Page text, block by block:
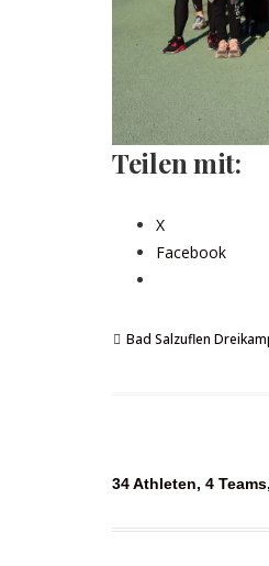
Teilen mit:
X
Facebook
Bad Salzuflen
34 Athleten, 4